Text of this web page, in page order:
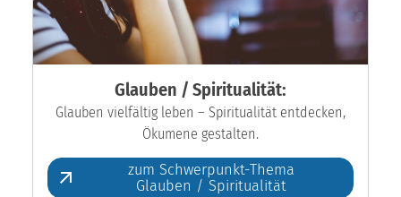
Glauben / Spiritualität:
Glauben vielfältig leben – Spiritualität entdecken,
Ökumene gestalten.
zum Schwerpunkt-Thema
Glauben / Spiritualität